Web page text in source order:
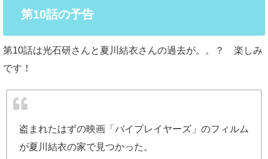
第10話の予告
第10話は光石研さんと夏川結衣さんの過去が。。？ 楽しみ
です！
盗まれたはずの映画「バイプレイヤーズ」のフィルム
が夏川結衣の家で見つかった。